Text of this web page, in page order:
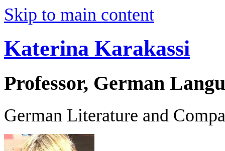
Skip to main content
Katerina Karakassi
Professor, German
German Literature and